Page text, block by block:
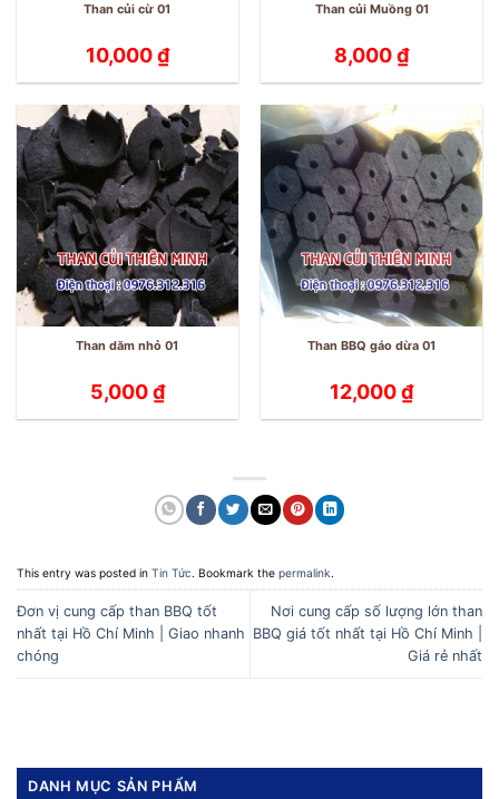
Than củi cừ 01
10,000₫
Than củi Muồng 01
8,000₫
Than dăm nhỏ 01
5,000₫
Than BBQ gáo dừa 01
12,000₫
This entry was posted in Tin Tức. Bookmark the permalink.
Đơn vị cung cấp than BBQ tốt
nhất tại Hồ Chí Minh | Giao nhanh
chóng
Nơi cung cấp số lượng lớn than
BBQ giá tốt nhất tại Hồ Chí Minh |
Giá rẻ nhất
DANH MỤC SẢN PHẨM